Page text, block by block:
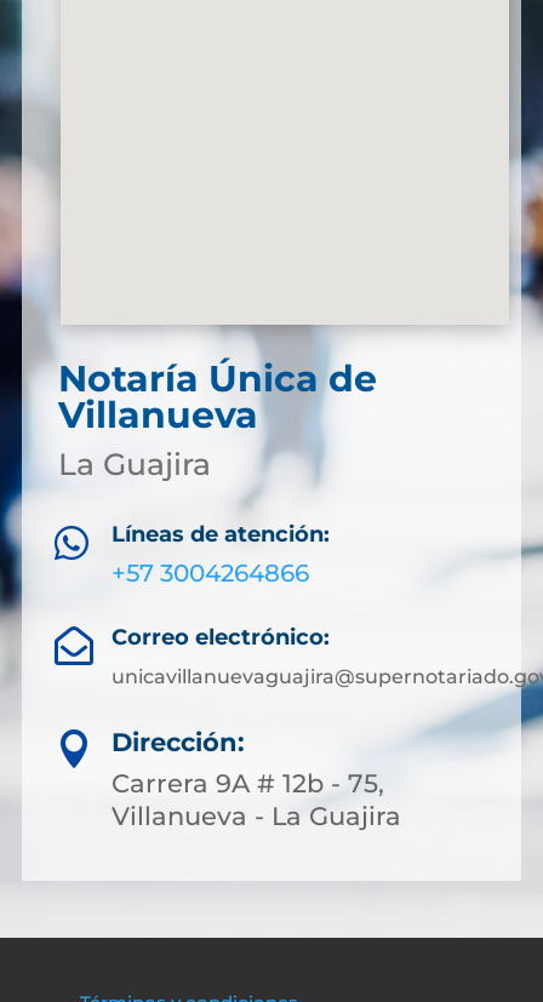
Notaría Única de
Villanueva
La Guajira
 Líneas de atención:
+57 3004264866
 Correo electrónico:

Dirección:
Carrera 9A # 12b - 75,
Villanueva - La Guajira